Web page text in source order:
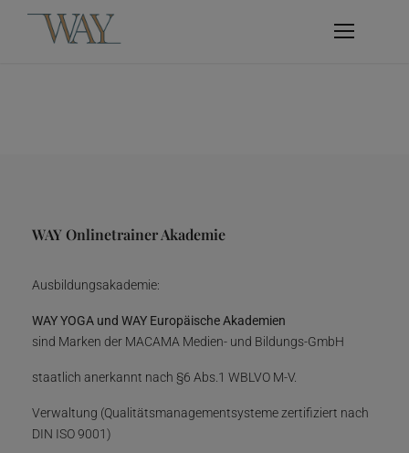
WAY Onlinetrainer Akademie
Ausbildungsakademie:
WAY YOGA und WAY Europäische Akademien
sind Marken der MACAMA Medien- und Bildungs-GmbH
staatlich anerkannt nach §6 Abs.1 WBLVO M-V.
Verwaltung (Qualitätsmanagementsysteme zertifiziert nach
DIN ISO 9001)